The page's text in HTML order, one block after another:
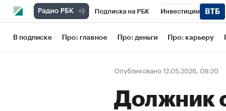
Подписка на РБК Инвестиции
Школа управления РБК РБК
Рынок наличной валюты
В подписке Про: главное Про: деньги Про: карьеру
Опубликовано 12.05.2026, 08:20
Должник